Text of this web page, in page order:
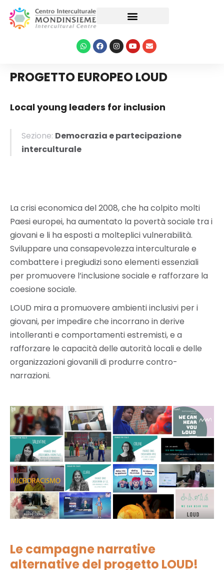
PROGETTO EUROPEO LOUD
Local young leaders for inclusion
Sezione: Democrazia e partecipazione
interculturale
La crisi economica del 2008, che ha colpito molti
Paesi europei, ha aumentato la povertà sociale tra i
giovani e li ha esposti a molteplici vulnerabilità.
Sviluppare una consapevolezza interculturale e
combattere i pregiudizi sono elementi essenziali
per promuovere l’inclusione sociale e rafforzare la
coesione sociale.
LOUD mira a promuovere ambienti inclusivi per i
giovani, per impedire che incorrano in derive
intolleranti e comportamenti estremisti, e a
rafforzare le capacità delle autorità locali e delle
organizzazioni giovanili di produrre contro-
narrazioni.
Le campagne narrative
alternative del progetto LOUD!